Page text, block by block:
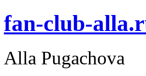
fan-club-
Alla Pugachova